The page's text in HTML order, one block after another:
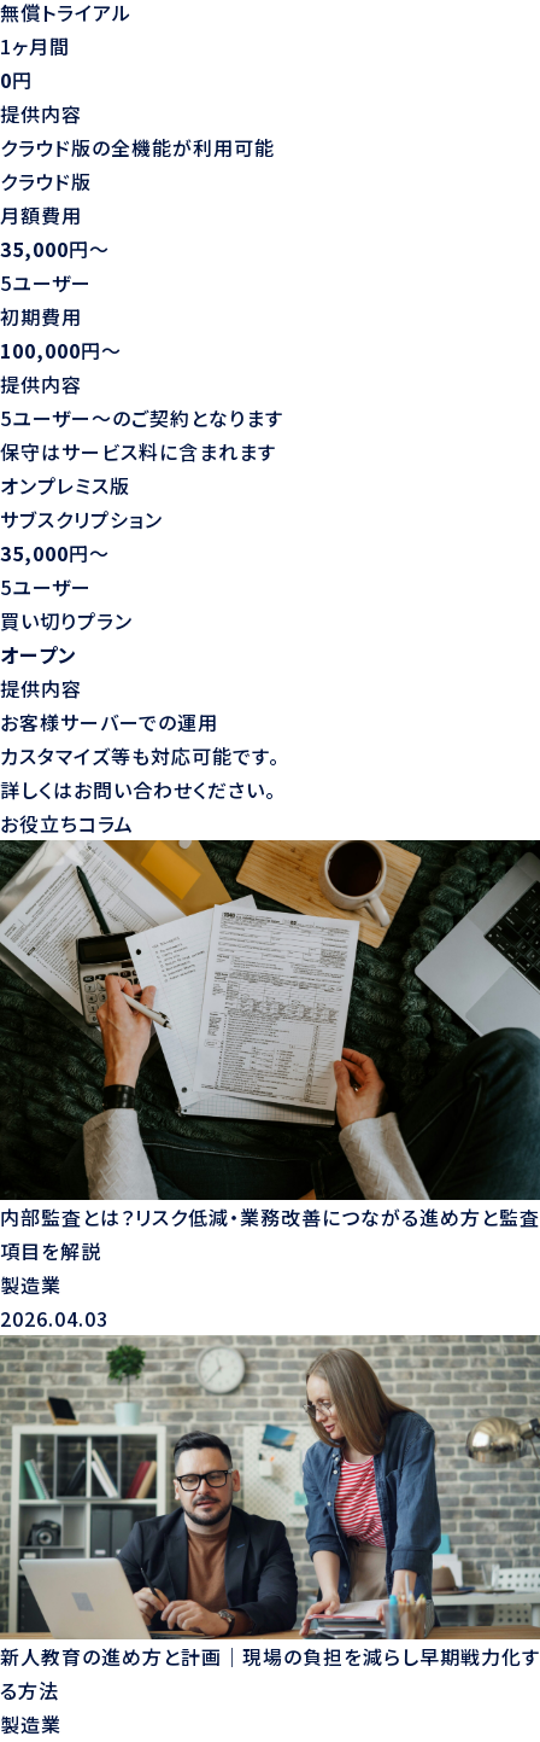
無償トライアル
1ヶ月間
0円
提供内容
クラウド版の全機能が利用可能
クラウド版
月額費用
35,000円〜
5ユーザー
初期費用
100,000円〜
提供内容
5ユーザー〜のご契約となります
保守はサービス料に含まれます
オンプレミス版
サブスクリプション
35,000円〜
5ユーザー
買い切りプラン
オープン
提供内容
お客様サーバーでの運用
カスタマイズ等も対応可能です。
詳しくはお問い合わせください。
お役立ちコラム
内部監査とは？リスク低減・業務改善につながる進め方と監査
項目を解説
製造業
2026.04.03
新人教育の進め方と計画｜現場の負担を減らし早期戦力化す
る方法
製造業